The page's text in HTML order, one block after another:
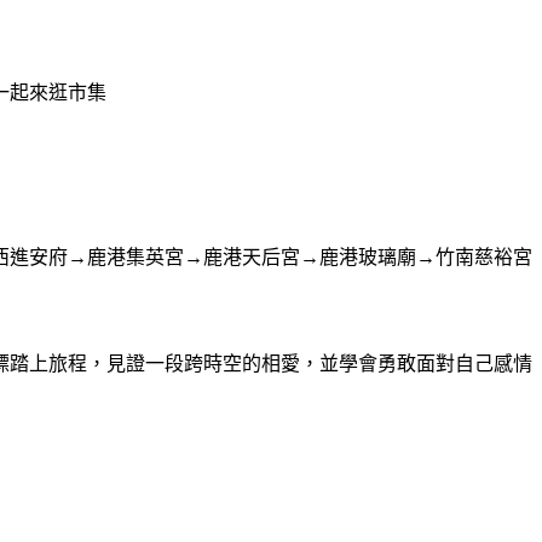
起來逛市集
進安府→鹿港集英宮→鹿港天后宮→鹿港玻璃廟→竹南慈裕宮
上旅程，見證一段跨時空的相愛，並學會勇敢面對自己感情